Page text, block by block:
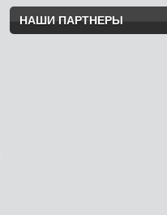
НАШИ ПАРТНЕРЫ